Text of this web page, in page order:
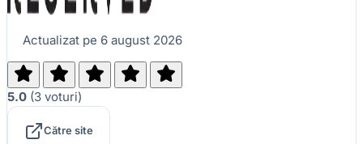
Actualizat pe 6 august 2026
5.0 (3 voturi)
Către site